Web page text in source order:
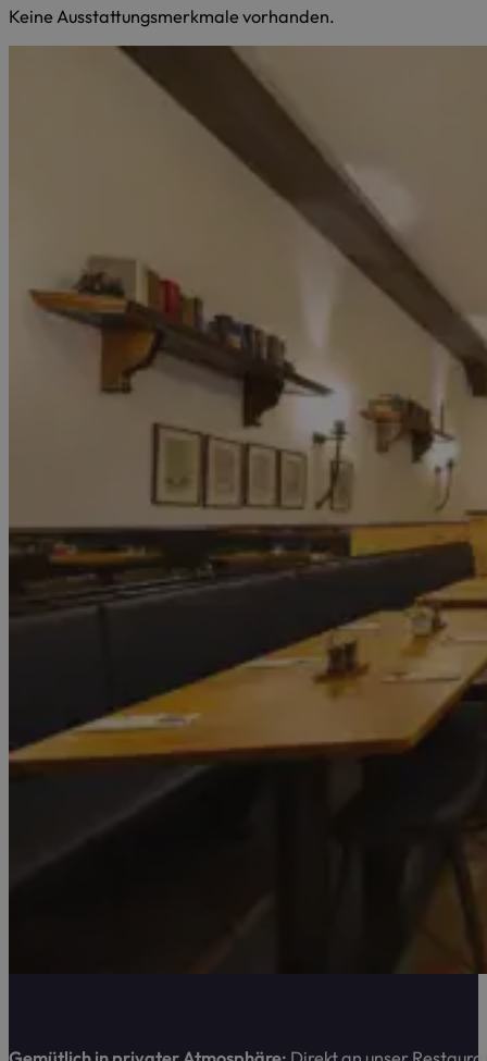
Keine Ausstattungsmerkmale vorhanden.